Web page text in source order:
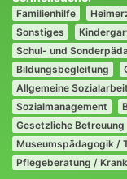
Familienhilfe
Sonstiges
Schul- und
Bildungsbegleitung
Allgemeine Sozialarbeit
Sozialmanagement
Gesetzliche Betreuung
Museumspädagogik /
Pflegeberatung /